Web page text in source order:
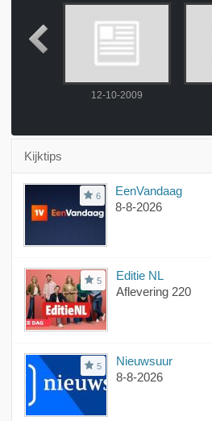
12-10-2009
Kijktips
6
EenVandaag
8-8-2026
5
Editie NL
Aflevering 220
5
Nieuwsuur
8-8-2026